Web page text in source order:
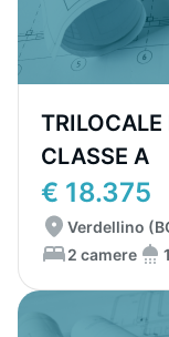
TRILOCALE
CLASSE A
€ 18.375
Verdellino
2 camere